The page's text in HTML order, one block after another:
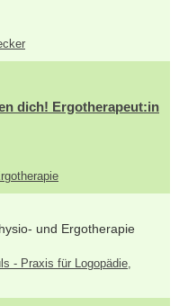
dich! Ergotherapeut:in
und Ergotherapie
- Praxis für Logopädie,